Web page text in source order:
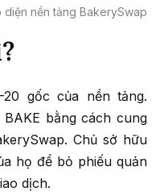
diện nền tảng BakerySwap
gốc của nền tảng.
bằng cách cung
Chủ sở hữu
họ để bỏ phiếu quản
dịch.